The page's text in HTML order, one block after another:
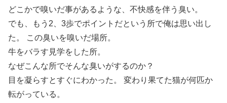
どこかで嗅いだ事があるような、不快感を伴う臭い。
でも、もう2、3歩でポイントだという所で俺は思い出し
た。 この臭いを嗅いだ場所。
牛をバラす見学をした所。
なぜこんな所でそんな臭いがするのか？
目を凝らすとすぐにわかった。 変わり果てた猫が何匹か
転がっている。